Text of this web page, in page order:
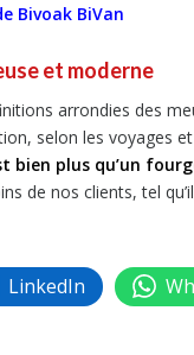
Bivoak BiVan
et moderne
arrondies des
selon les voyages
bien plus qu’un
de nos clients, tel
LinkedIn